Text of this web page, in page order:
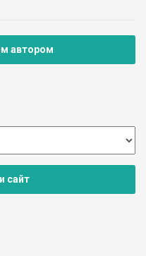
автором
сайт